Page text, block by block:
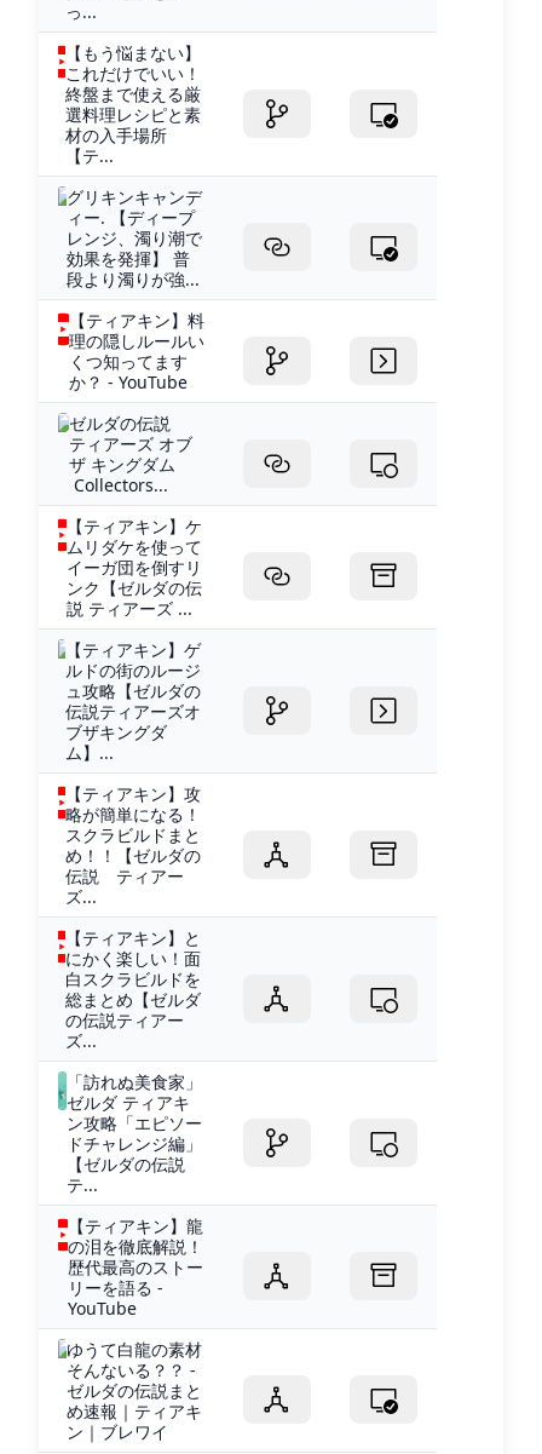
っ...
【もう悩まない】
これだけでいい！
終盤まで使える厳
選料理レシピと素
材の入手場所
【テ...
グリキンキャンデ
ィー. 【ディープ
レンジ、濁り潮で
効果を発揮】 普
段より濁りが強...
【ティアキン】料
理の隠しルールい
くつ知ってます
か？ - YouTube
ゼルダの伝説
ティアーズ オブ
ザ キングダム
Collectors...
【ティアキン】ケ
ムリダケを使って
イーガ団を倒すリ
ンク【ゼルダの伝
説 ティアーズ ...
【ティアキン】ゲ
ルドの街のルージ
ュ攻略【ゼルダの
伝説ティアーズオ
ブザキングダ
ム】...
【ティアキン】攻
略が簡単になる！
スクラビルドまと
め！！【ゼルダの
伝説 ティアー
ズ...
【ティアキン】と
にかく楽しい！面
白スクラビルドを
総まとめ【ゼルダ
の伝説ティアー
ズ...
「訪れぬ美食家」
ゼルダ ティアキ
ン攻略「エピソー
ドチャレンジ編」
【ゼルダの伝説
テ...
【ティアキン】龍
の泪を徹底解説！
歴代最高のストー
リーを語る -
YouTube
ゆうて白龍の素材
そんないる？？ -
ゼルダの伝説まと
め速報｜ティアキ
ン｜ブレワイ